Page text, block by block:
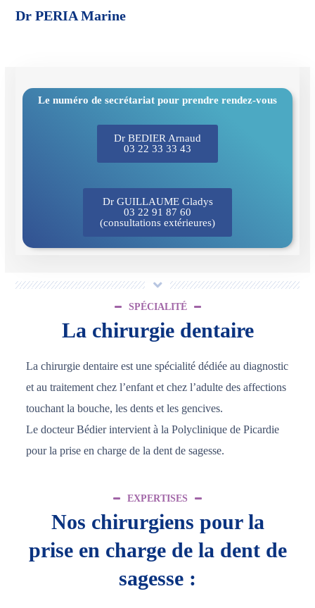
Dr PERIA Marine
Le numéro de secrétariat pour prendre rendez-vous
Dr BEDIER Arnaud
03 22 33 33 43
Dr GUILLAUME Gladys
03 22 91 87 60
(consultations extérieures)
SPÉCIALITÉ
La chirurgie dentaire
La chirurgie dentaire est une spécialité dédiée au diagnostic
et au traitement chez l’enfant et chez l’adulte des affections
touchant la bouche, les dents et les gencives.
Le docteur Bédier intervient à la Polyclinique de Picardie
pour la prise en charge de la dent de sagesse.
EXPERTISES
Nos chirurgiens pour la
prise en charge de la dent de
sagesse :